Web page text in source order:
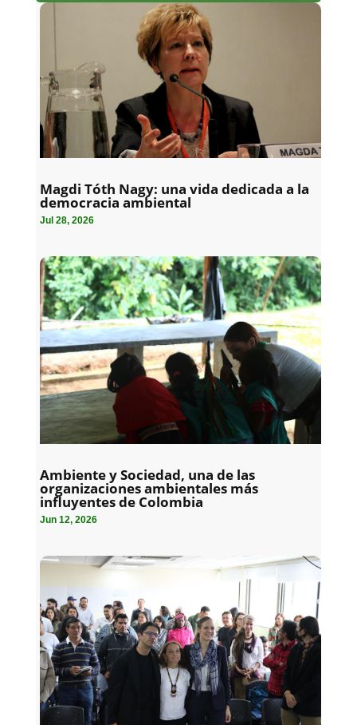
Magdi Tóth Nagy: una vida dedicada a la
democracia ambiental
Jul 28, 2026
Ambiente y Sociedad, una de las
organizaciones ambientales más
influyentes de Colombia
Jun 12, 2026